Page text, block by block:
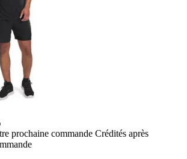
prochaine commande Crédités après